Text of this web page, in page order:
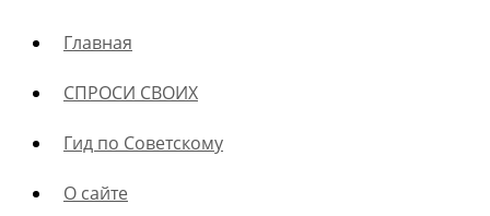
Главная
СПРОСИ СВОИХ
Гид по Советскому
О сайте